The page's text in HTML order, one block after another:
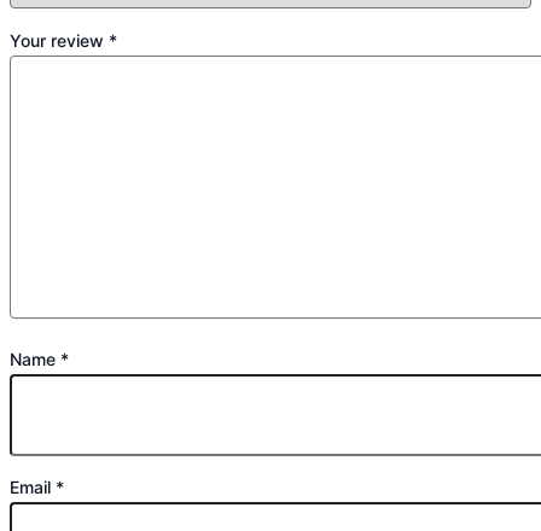
Your review *
Name *
Email *